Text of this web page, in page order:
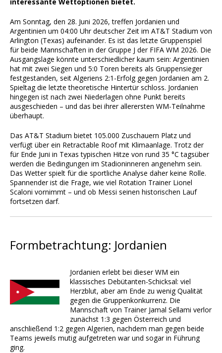
Am Sonntag, den 28. Juni 2026, treffen Jordanien und
Argentinien um 04:00 Uhr deutscher Zeit im AT&T Stadium von
Arlington (Texas) aufeinander. Es ist das letzte Gruppenspiel
für beide Mannschaften in der Gruppe J der FIFA WM 2026. Die
Ausgangslage könnte unterschiedlicher kaum sein: Argentinien
hat mit zwei Siegen und 5:0 Toren bereits als Gruppensieger
festgestanden, seit Algeriens 2:1-Erfolg gegen Jordanien am 2.
Spieltag die letzte theoretische Hintertür schloss. Jordanien
hingegen ist nach zwei Niederlagen ohne Punkt bereits
ausgeschieden – und das bei ihrer allerersten WM-Teilnahme
überhaupt.
Das AT&T Stadium bietet 105.000 Zuschauern Platz und
verfügt über ein Retractable Roof mit Klimaanlage. Trotz der
für Ende Juni in Texas typischen Hitze von rund 35 °C tagsüber
werden die Bedingungen im Stadioninneren angenehm sein.
Das Wetter spielt für die sportliche Analyse daher keine Rolle.
Spannender ist die Frage, wie viel Rotation Trainer Lionel
Scaloni vornimmt – und ob Messi seinen historischen Lauf
fortsetzen darf.
Formbetrachtung: Jordanien
Jordanien erlebt bei dieser WM ein
klassisches Debütanten-Schicksal: viel
Herzblut, aber am Ende zu wenig Qualität
gegen die Gruppenkonkurrenz. Die
Mannschaft von Trainer Jamal Sellami verlor
zunächst 1:3 gegen Österreich und
anschließend 1:2 gegen Algerien, nachdem man gegen beide
Teams jeweils mutig aufgetreten war und sogar in Führung
ging.